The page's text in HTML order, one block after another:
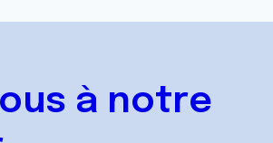
à notre